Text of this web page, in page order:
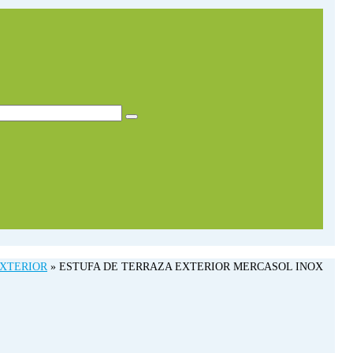
» ESTUFA DE TERRAZA EXTERIOR MERCASOL INOX